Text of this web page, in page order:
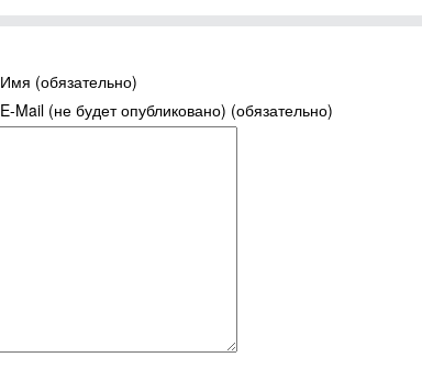
Имя (обязательно)
E-Mail (не будет опубликовано) (обязательно)